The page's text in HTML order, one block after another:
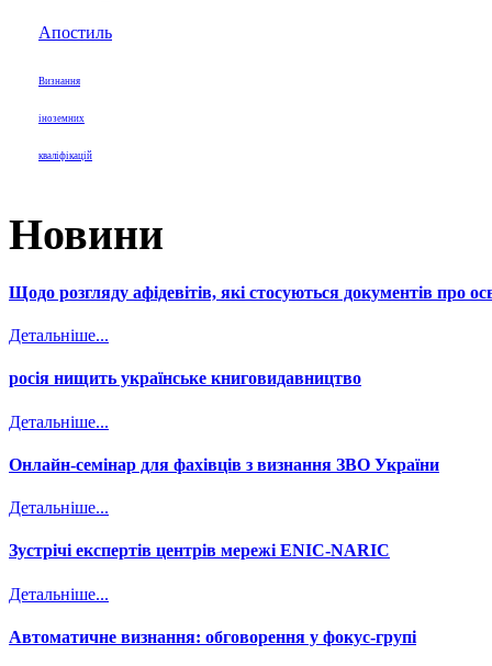
Апостиль
Визнання
іноземних
кваліфікацій
Новини
Щодо розгляду афідевітів, які стосуються документів про
Детальніше...
росія нищить українське книговидавництво
Детальніше...
Онлайн-семінар для фахівців з визнання ЗВО України
Детальніше...
Зустрічі експертів центрів мережі ENIC-NARIC
Детальніше...
Автоматичне визнання: обговорення у фокус-групі